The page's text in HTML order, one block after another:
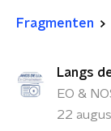
Fragmenten
Langs
EO &
22